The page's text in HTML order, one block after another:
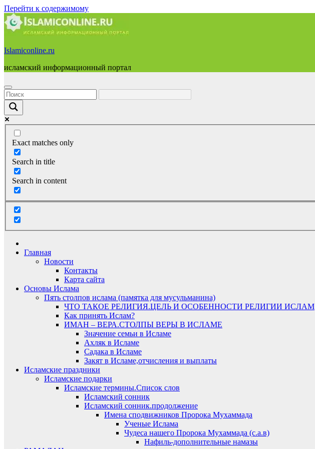
Перейти к содержимому
Islamiconline.ru
исламский информационный портал
Exact matches only
Search in title
Search in content
Главная
Новости
Контакты
Карта сайта
Основы Ислама
Пять столпов ислама (памятка для мусульманина)
ЧТО ТАКОЕ РЕЛИГИЯ.ЦЕЛЬ И ОСОБЕННОСТИ РЕЛИГИИ ИСЛАМ
Как принять Ислам?
ИМАН – ВЕРА.СТОЛПЫ ВЕРЫ В ИСЛАМЕ
Значение семьи в Исламе
Ахляк в Исламе
Садака в Исламе
Закят в Исламе,отчисления и выплаты
Исламские праздники
Исламские подарки
Исламские термины.Список слов
Исламский сонник
Исламский сонник.продолжение
Имена сподвижников Пророка Мухаммада
Ученые Ислама
Чудеса нашего Пророка Мухаммада (с.а.в)
Нафиль-дополнительные намазы